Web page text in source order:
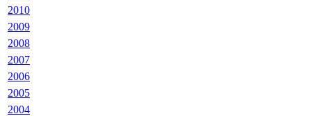
2010
2009
2008
2007
2006
2005
2004